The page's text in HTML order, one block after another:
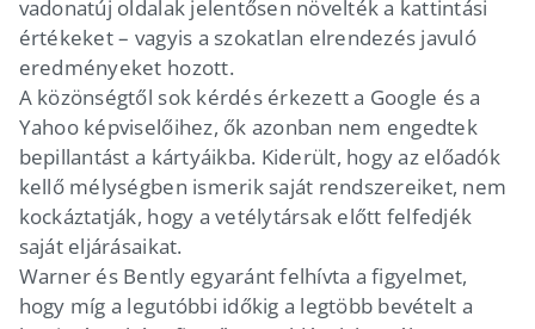
vadonatúj oldalak jelentősen növelték a kattintási
értékeket – vagyis a szokatlan elrendezés javuló
eredményeket hozott.
A közönségtől sok kérdés érkezett a Google és a
Yahoo képviselőihez, ők azonban nem engedtek
bepillantást a kártyáikba. Kiderült, hogy az előadók
kellő mélységben ismerik saját rendszereiket, nem
kockáztatják, hogy a vetélytársak előtt felfedjék
saját eljárásaikat.
Warner és Bently egyaránt felhívta a figyelmet,
hogy míg a legutóbbi időkig a legtöbb bevételt a